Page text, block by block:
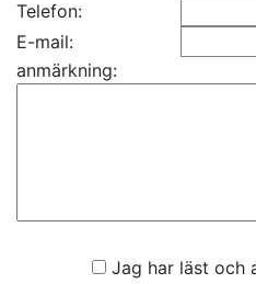
Telefon:
E-mail:
anmärkning:
Jag har läst och